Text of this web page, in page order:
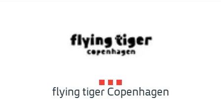
flying tiger Copenhagen